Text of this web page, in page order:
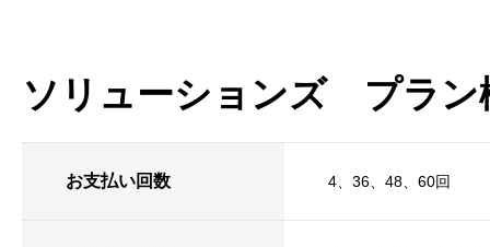
ソリューションズ プラン
お支払い回数 4、36、48、60回